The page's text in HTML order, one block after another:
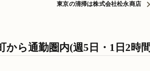
東京の清掃は株式会社松永商店
から通勤圏内(週5日・1日2時